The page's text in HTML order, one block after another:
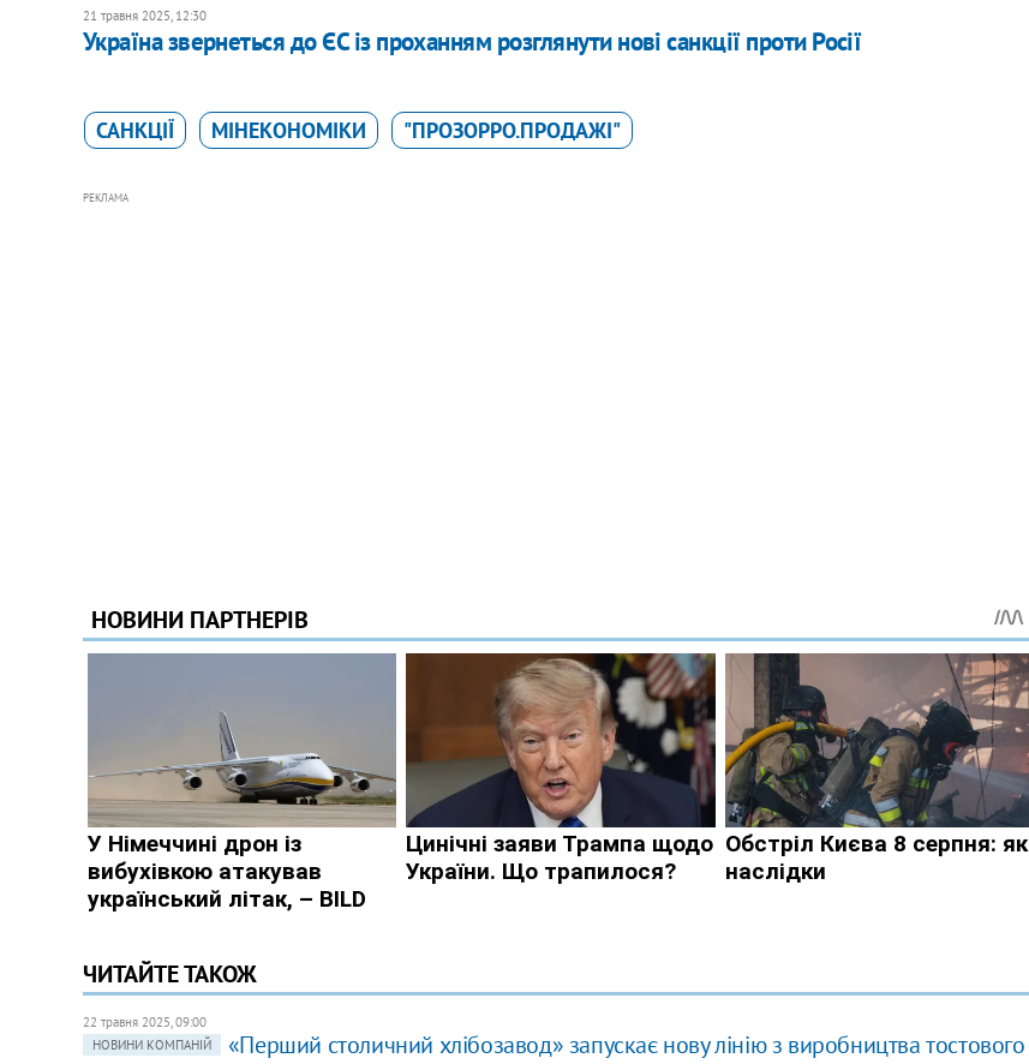
21 травня 2025, 12:30
Україна звернеться до ЄС із проханням розглянути нові санкції проти Росії
САНКЦІЇ МІНЕКОНОМІКИ "ПРОЗОРРО.ПРОДАЖІ"
РЕКЛАМА
ЧИТАЙТЕ ТАКОЖ
22 травня 2025, 09:00
НОВИНИ КОМПАНІЙ
«Перший столичний хлібозавод» запускає нову лінію з виробництва тостового